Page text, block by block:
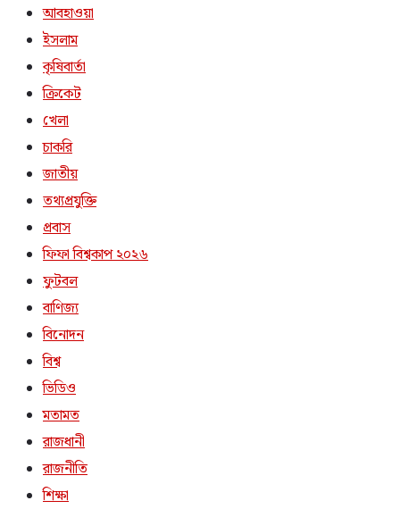
আবহাওয়া
ইসলাম
কৃষিবার্তা
ক্রিকেট
খেলা
চাকরি
জাতীয়
তথ্যপ্রযুক্তি
প্রবাস
ফিফা বিশ্বকাপ ২০২৬
ফুটবল
বাণিজ্য
বিনোদন
বিশ্ব
ভিডিও
মতামত
রাজধানী
রাজনীতি
শিক্ষা